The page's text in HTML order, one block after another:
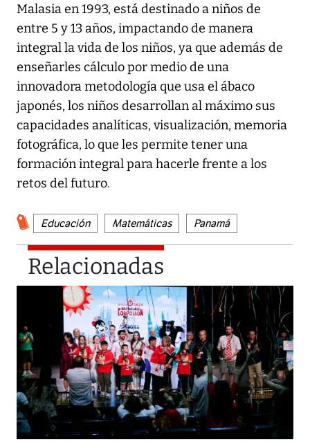
Malasia en 1993, está destinado a niños de
entre 5 y 13 años, impactando de manera
integral la vida de los niños, ya que además de
enseñarles cálculo por medio de una
innovadora metodología que usa el ábaco
japonés, los niños desarrollan al máximo sus
capacidades analíticas, visualización, memoria
fotográfica, lo que les permite tener una
formación integral para hacerle frente a los
retos del futuro.
Educación Matemáticas Panamá
Relacionadas